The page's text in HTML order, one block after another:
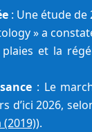
: Une étude de
» a
et la
: Le
).